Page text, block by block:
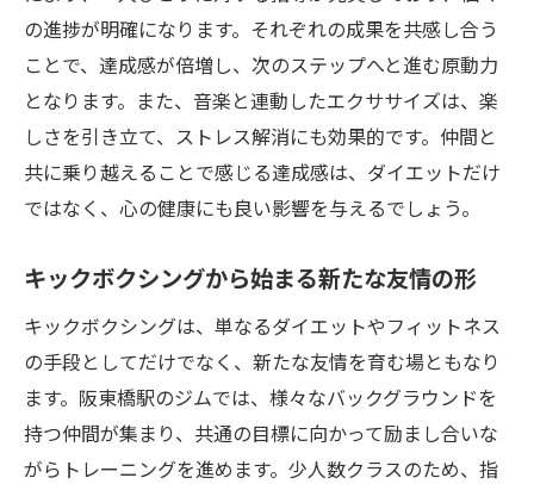
の進捗が明確になります。それぞれの成果を共感し合う
ことで、達成感が倍増し、次のステップへと進む原動力
となります。また、音楽と連動したエクササイズは、楽
しさを引き立て、ストレス解消にも効果的です。仲間と
共に乗り越えることで感じる達成感は、ダイエットだけ
ではなく、心の健康にも良い影響を与えるでしょう。
キックボクシングから始まる新たな友情の形
キックボクシングは、単なるダイエットやフィットネス
の手段としてだけでなく、新たな友情を育む場ともなり
ます。阪東橋駅のジムでは、様々なバックグラウンドを
持つ仲間が集まり、共通の目標に向かって励まし合いな
がらトレーニングを進めます。少人数クラスのため、指